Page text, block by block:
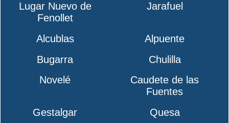
Lugar Nuevo de
Fenollet
Jarafuel
Alcublas
Alpuente
Bugarra
Chulilla
Novelé
Caudete de las
Fuentes
Gestalgar
Quesa